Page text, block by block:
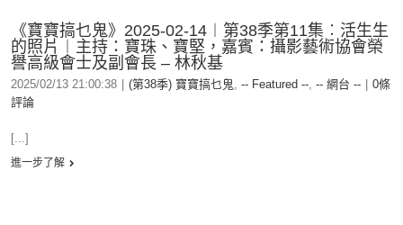
《寶寶搞乜鬼》2025-02-14︱第38季第11集︰活生生
的照片︱主持：寶珠、寶堅，嘉賓：攝影藝術協會榮
譽高級會士及副會長 – 林秋基
2025/02/13 21:00:38 (第38季) 寶寶搞乜鬼, -- Featured --, -- 網台 --
0條
評論
[...]
進一步了解